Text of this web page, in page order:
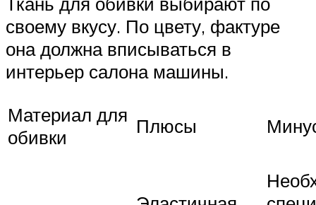
своему вкусу. По цвету, фактуре
она должна вписываться в
интерьер салона машины.
Материал для
обивки
Плюсы